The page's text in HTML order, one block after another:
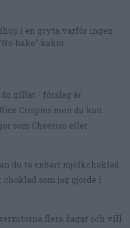
i en gryta varför ingen
bake" kakor.
gillar - förslag är
Crispies men du kan
som Cheerios eller
du ta enbart mjölkchoklad
som jag gjorde i
flera dagar och vill